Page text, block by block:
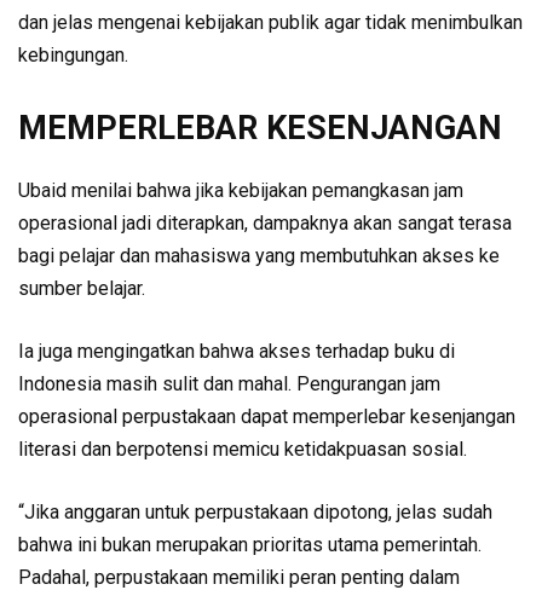
dan jelas mengenai kebijakan publik agar tidak menimbulkan
kebingungan.
MEMPERLEBAR KESENJANGAN
Ubaid menilai bahwa jika kebijakan pemangkasan jam
operasional jadi diterapkan, dampaknya akan sangat terasa
bagi pelajar dan mahasiswa yang membutuhkan akses ke
sumber belajar.
Ia juga mengingatkan bahwa akses terhadap buku di
Indonesia masih sulit dan mahal. Pengurangan jam
operasional perpustakaan dapat memperlebar kesenjangan
literasi dan berpotensi memicu ketidakpuasan sosial.
“Jika anggaran untuk perpustakaan dipotong, jelas sudah
bahwa ini bukan merupakan prioritas utama pemerintah.
Padahal, perpustakaan memiliki peran penting dalam